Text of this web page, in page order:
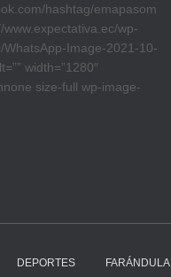
hashtag/emapasom
wp-
Image-2021-10-
width=”1280″
size-full wp-image-
DEPORTES FARÁNDULA